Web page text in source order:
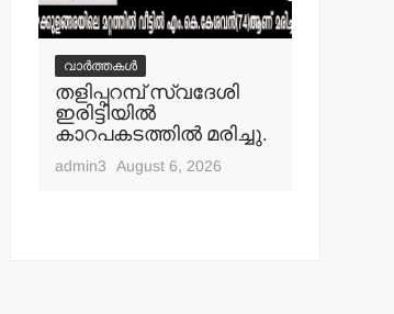
വാർത്തകൾ
തളിപ്പറമ്പ് സ്വദേശി
ഇരിട്ടിയില്‍
കാറപകടത്തില്‍ മരിച്ചു.
admin3 August 6, 2026